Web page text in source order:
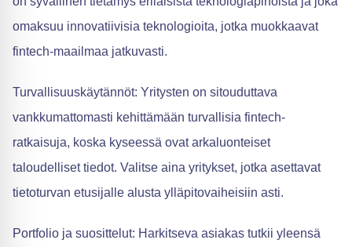
omaksuu innovatiivisia teknologioita, jotka muokkaavat
fintech-maailmaa jatkuvasti.
Turvallisuuskäytännöt: Yritysten on sitouduttava
vankkumattomasti kehittämään turvallisia fintech-
ratkaisuja, koska kyseessä ovat arkaluonteiset
taloudelliset tiedot. Valitse aina yritykset, jotka asettavat
tietoturvan etusijalle alusta ylläpitovaiheisiin asti.
Portfolio ja suosittelut: Harkitseva asiakas tutkii yleensä